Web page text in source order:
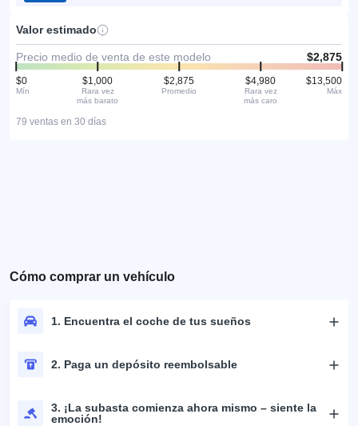
Valor estimado
Precio medio de venta de este modelo $2,875
$0
Mín
$1,000
Rara vez
más barato
$2,875
Promedio
$4,980
Rara vez
más caro
$13,500
Máx
79 ventas en 30 días
Cómo comprar un vehículo
1. Encuentra el coche de tus sueños
2. Paga un depósito reembolsable
3. ¡La subasta comienza ahora mismo – siente la
emoción!